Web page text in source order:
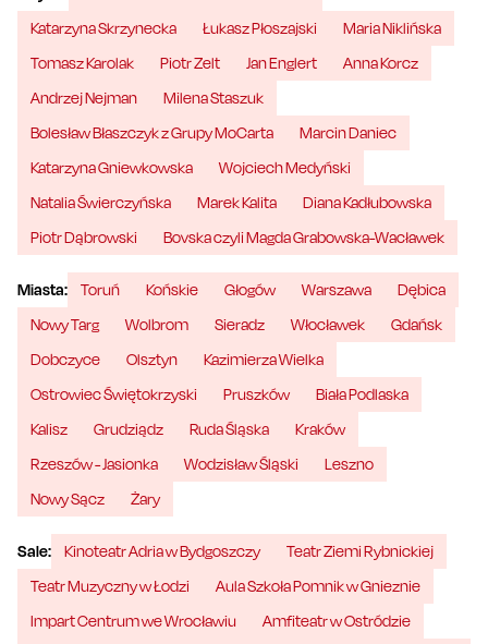
Katarzyna Skrzynecka
Łukasz Płoszajski
Maria Niklińska
Tomasz Karolak
Piotr Zelt Jan Englert
Anna Korcz
Andrzej Nejman
Milena Staszuk
Bolesław Błaszczyk z Grupy MoCarta
Marcin Daniec
Katarzyna Gniewkowska
Wojciech Medyński
Natalia Świerczyńska
Marek Kalita
Diana Kadłubowska
Piotr Dąbrowski
Bovska czyli Magda Grabowska-Wacławek
Miasta: Toruń Końskie Głogów Warszawa
Dębica
Nowy Targ
Wolbrom Sieradz Włocławek
Gdańsk
Dobczyce
Olsztyn
Kazimierza Wielka
Ostrowiec Świętokrzyski
Pruszków
Biała Podlaska
Kalisz
Grudziądz Ruda Śląska
Kraków
Rzeszów - Jasionka
Wodzisław Śląski
Leszno
Nowy Sącz
Żary
Sale: Kinoteatr Adria w Bydgoszczy
Teatr Ziemi Rybnickiej
Teatr Muzyczny w Łodzi
Aula Szkoła Pomnik w Gnieznie
Impart Centrum we Wrocławiu
Amfiteatr w Ostródzie